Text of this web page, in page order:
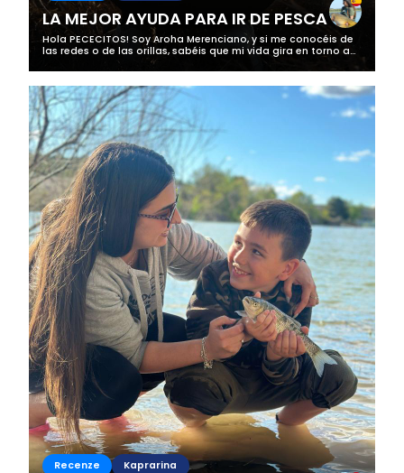
LA MEJOR AYUDA PARA IR DE PESCA
Hola PECECITOS! Soy Aroha Merenciano, y si me conocéis de
las redes o de las orillas, sabéis que mi vida gira en torno a
la pesca. No es solo un hobby; es mi forma de conectar con
la naturaleza,...
Recenze Kaprarina